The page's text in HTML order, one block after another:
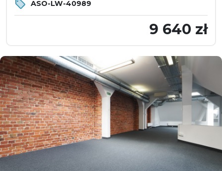
ASO-LW-40989
9 640 zł